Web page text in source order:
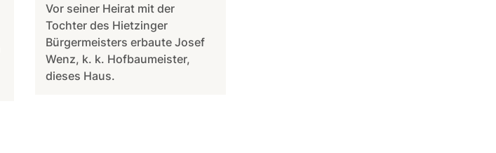
Vor seiner Heirat mit der
Tochter des Hietzinger
Bürgermeisters erbaute Josef
Wenz, k. k. Hofbaumeister,
dieses Haus.